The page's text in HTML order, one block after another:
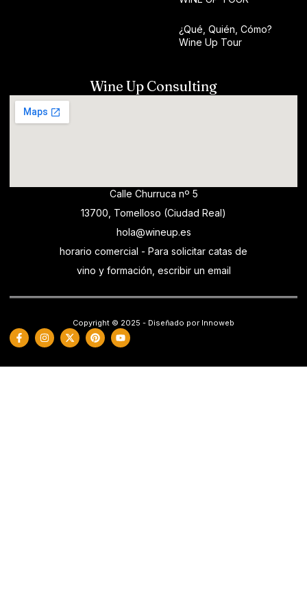
¿Qué, Quién, Cómo?
Wine Up Tour
Wine Up Consulting
Calle Churruca nº 5
13700, Tomelloso (Ciudad Real)
hola@wineup.es
horario comercial - Para solicitar catas de
vino y formación, escribir un email
Copyright © 2025 - Diseñado por Innoweb